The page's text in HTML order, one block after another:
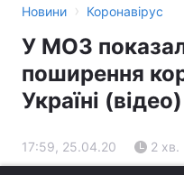
Новини › Коронавірус
У МОЗ
поширення
Україні (відео)
17:59, 25.04.20 2 хв.